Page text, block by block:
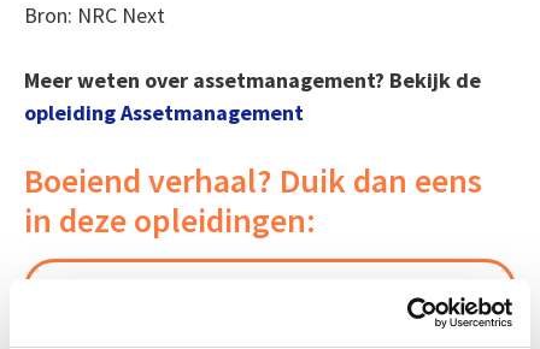
Bron: NRC Next
Meer weten over assetmanagement? Bekijk de
opleiding Assetmanagement
Boeiend verhaal? Duik dan eens
in deze opleidingen: